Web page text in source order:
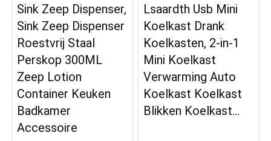
Sink Zeep Dispenser,
Sink Zeep Dispenser
Roestvrij Staal
Perskop 300ML
Zeep Lotion
Container Keuken
Badkamer
Accessoire
Lsaardth Usb Mini
Koelkast Drank
Koelkasten, 2-in-1
Mini Koelkast
Verwarming Auto
Koelkast Koelkast
Blikken Koelkast…